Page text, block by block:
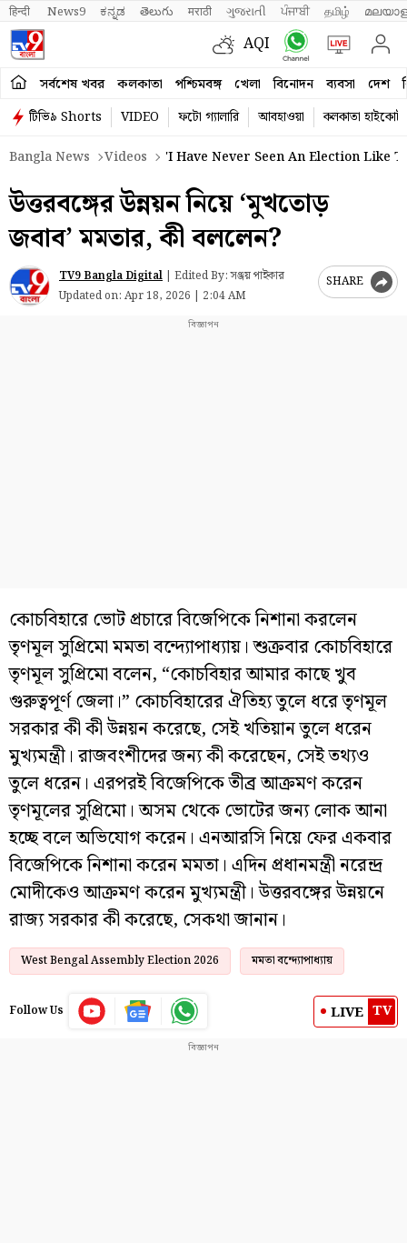
हिन्दी News9 ಕನ್ನಡ తెలుగు मराठी ગુજરાતી ਪੰਜਾਬੀ தமிழ்
AQI
সর্বশেষ খবর কলকাতা পশ্চিমবঙ্গ খেলা বিনোদন ব্যবসা দেশ
টিভি৯ Shorts VIDEO ফটো গ্যালারি আবহাওয়া
কলকাতা হাইকোর্ট
Bangla News
Videos 'I Have Never Seen An Election Like
উত্তরবঙ্গের উন্নয়ন নিয়ে ‘মুখতোড়
জবাব’ মমতার, কী বললেন?
TV9 Bangla Digital | Edited By: সঞ্জয় পাইকার
Updated on: Apr 18, 2026 | 2:04 AM
SHARE
কোচবিহারে ভোট প্রচারে বিজেপিকে নিশানা করলেন
তৃণমূল সুপ্রিমো মমতা বন্দ্যোপাধ্যায়। শুক্রবার কোচবিহারে
তৃণমূল সুপ্রিমো বলেন, “কোচবিহার আমার কাছে খুব
গুরুত্বপূর্ণ জেলা।” কোচবিহারের ঐতিহ্য তুলে ধরে তৃণমূল
সরকার কী কী উন্নয়ন করেছে, সেই খতিয়ান তুলে ধরেন
মুখ্যমন্ত্রী। রাজবংশীদের জন্য কী করেছেন, সেই তথ্যও
তুলে ধরেন। এরপরই বিজেপিকে তীব্র আক্রমণ করেন
তৃণমূলের সুপ্রিমো। অসম থেকে ভোটের জন্য লোক আনা
হচ্ছে বলে অভিযোগ করেন। এনআরসি নিয়ে ফের একবার
বিজেপিকে নিশানা করেন মমতা। এদিন প্রধানমন্ত্রী নরেন্দ্র
মোদীকেও আক্রমণ করেন মুখ্যমন্ত্রী। উত্তরবঙ্গের উন্নয়নে
রাজ্য সরকার কী করেছে, সেকথা জানান।
West Bengal Assembly Election 2026 মমতা বন্দ্যোপাধ্যায়
Follow Us LIVE TV